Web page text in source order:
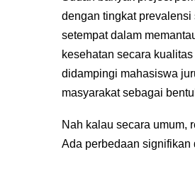
dengan tingkat
setempat dalam
kesehatan secara
didampingi mahasiswa
masyarakat sebagai
Nah kalau secara umum,
Ada perbedaan signifikan